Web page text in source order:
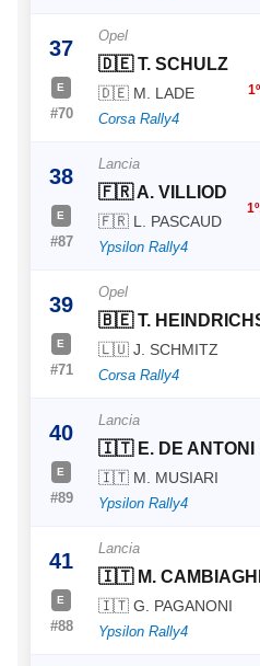
37
E
#70
Opel
🇩🇪 T. SCHULZ
🇩🇪 M. LADE
Corsa Rally4
38
E
#87
Lancia
🇫🇷 A. VILLIOD
🇫🇷 L. PASCAUD
Ypsilon Rally4
39
E
#71
Opel
🇧🇪 T.
🇱🇺 J. SCHMITZ
Corsa Rally4
40
E
#89
Lancia
🇮🇹 E. DE ANTONI
🇮🇹 M. MUSIARI
Ypsilon Rally4
41
E
#88
Lancia
🇮🇹 M. CAMBIAGHI
🇮🇹 G. PAGANONI
Ypsilon Rally4